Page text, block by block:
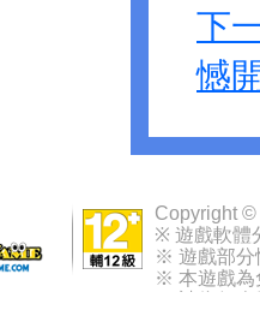
下
憾
Copyright ©
※ 遊戲軟體
※ 遊戲部分
※ 本遊戲為